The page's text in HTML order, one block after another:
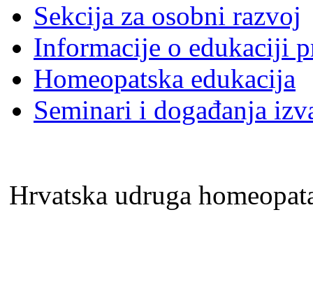
Sekcija za osobni razvoj
Informacije o edukaciji
Homeopatska edukacija
Seminari i događanja
Hrvatska udruga